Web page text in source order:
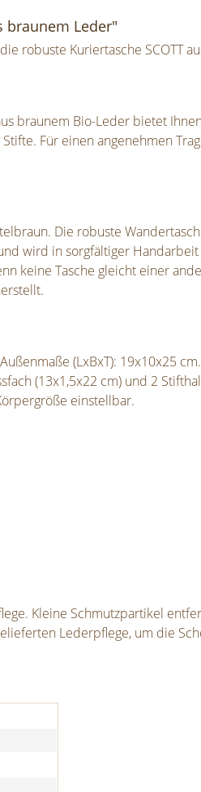
braunem Leder"
robuste Kuriertasche SCOTT
braunem Bio-Leder bietet
Für einen angenehmen
Die robuste
wird in sorgfältiger
keine Tasche gleicht einer
(LxBxT): 19x10x25
(13x1,5x22 cm) und 2
einstellbar.
Kleine Schmutzpartikel
Lederpflege, um die